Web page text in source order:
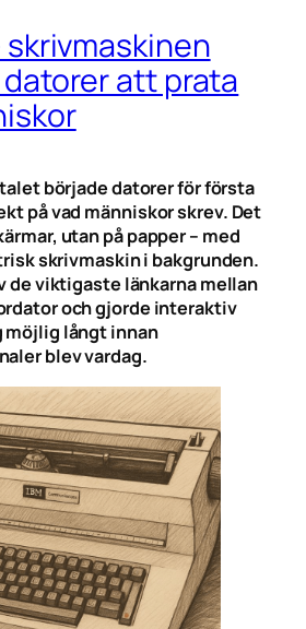
skrivmaskinen
att prata
började datorer för första
på vad människor skrev. Det
utan på papper – med
skrivmaskin i bakgrunden.
de viktigaste länkarna mellan
och gjorde interaktiv
möjlig långt innan
blev vardag.